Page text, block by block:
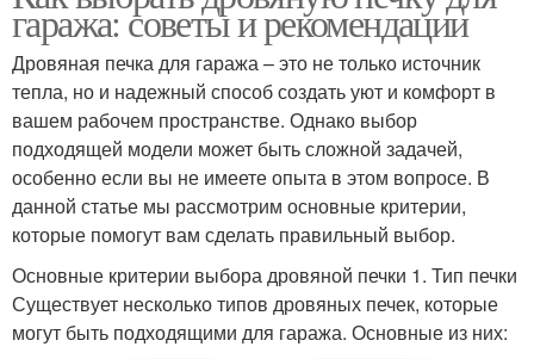
гаража: советы и рекомендации
Дровяная печка для гаража – это не только источник
тепла, но и надежный способ создать уют и комфорт в
вашем рабочем пространстве. Однако выбор
подходящей модели может быть сложной задачей,
особенно если вы не имеете опыта в этом вопросе. В
данной статье мы рассмотрим основные критерии,
которые помогут вам сделать правильный выбор.
Основные критерии выбора дровяной печки 1. Тип печки
Существует несколько типов дровяных печек, которые
могут быть подходящими для гаража. Основные из них: